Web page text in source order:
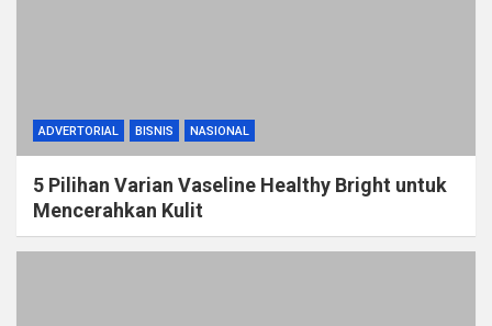
ADVERTORIAL BISNIS NASIONAL
5 Pilihan Varian Vaseline Healthy Bright untuk
Mencerahkan Kulit